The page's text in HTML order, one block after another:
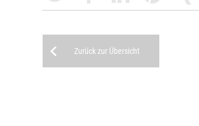
Zurück zur Übersicht